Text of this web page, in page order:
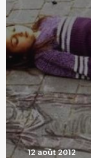
12 août 2012